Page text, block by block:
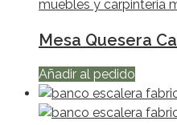
Mesa Quesera
Añadir al pedido